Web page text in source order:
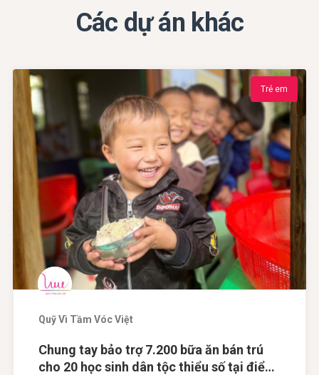
Các dự án khác
Trẻ em
Quỹ Vì Tầm Vóc Việt
Chung tay bảo trợ 7.200 bữa ăn bán trú
cho 20 học sinh dân tộc thiểu số tại điểm